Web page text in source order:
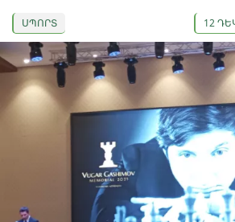
ՍՊՈՐՏ 12